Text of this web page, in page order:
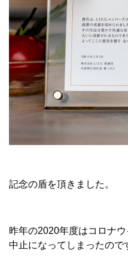
記念の盾を頂きました。
昨年の2020年度はコロナ
中止になってしまったので